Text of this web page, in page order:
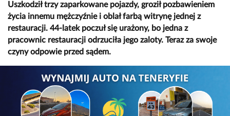
Uszkodził trzy zaparkowane pojazdy, groził pozbawieniem
życia innemu mężczyźnie i oblał farbą witrynę jednej z
restauracji. 44-latek poczuł się urażony, bo jedna z
pracownic restauracji odrzuciła jego zaloty. Teraz za swoje
czyny odpowie przed sądem.